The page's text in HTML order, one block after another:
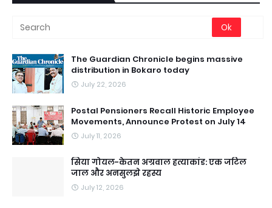
The Guardian Chronicle begins massive
distribution in Bokaro today
July 22, 2026
Postal Pensioners Recall Historic Employee
Movements, Announce Protest on July 14
July 11, 2026
सिया गोयल-केतन अग्रवाल हत्याकांड: एक जटिल
जाल और अनसुलझे रहस्य
July 12, 2026